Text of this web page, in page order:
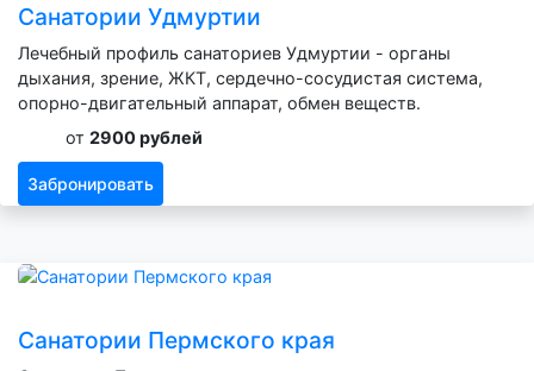
Санатории Удмуртии
Лечебный профиль санаториев Удмуртии - органы
дыхания, зрение, ЖКТ, сердечно-сосудистая система,
опорно-двигательный аппарат, обмен веществ.
от 2900 рублей
Забронировать
Санатории Пермского края